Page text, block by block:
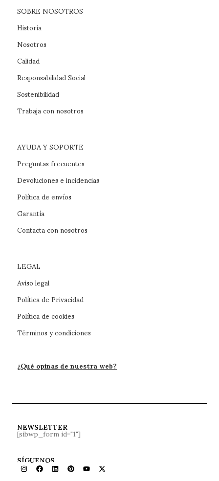
SOBRE NOSOTROS
Historia
Nosotros
Calidad
Responsabilidad Social
Sostenibilidad
Trabaja con nosotros
AYUDA Y SOPORTE
Preguntas frecuentes
Devoluciones e incidencias
Política de envíos
Garantía
Contacta con nosotros
LEGAL
Aviso legal
Política de Privacidad
Política de cookies
Términos y condiciones
¿Qué opinas de nuestra web?
NEWSLETTER
[sibwp_form id="1"]
SÍGUENOS